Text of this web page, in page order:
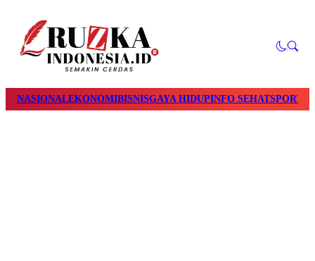
NASIONALEKONOMIBISNISGAYA HIDUPINFO SEHATSPORTS